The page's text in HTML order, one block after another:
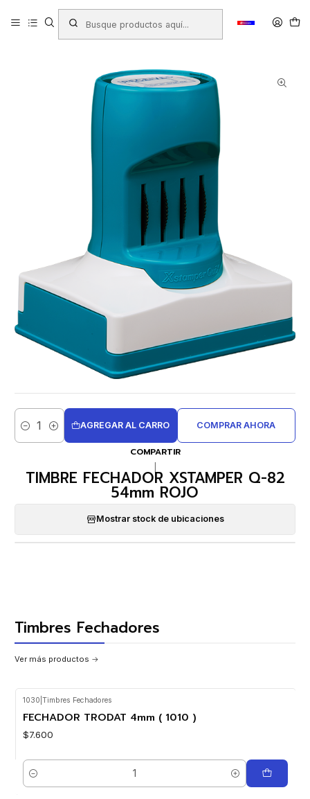
Productos TIMBRES - TAMPONES - TINTAS
Timbres Fechadores
TIMBRE FECHADOR XSTAMPER Q-82 54mm ROJO
Cantidad
AGREGAR AL CARRO COMPRAR AHORA
COMPARTIR
TIMBRE FECHADOR XSTAMPER Q-82
54mm ROJO
Mostrar stock de ubicaciones
Timbres Fechadores
Ver más productos
1030 Timbres Fechadores
FECHADOR TRODAT 4mm ( 1010 )
$7.600
Cantidad